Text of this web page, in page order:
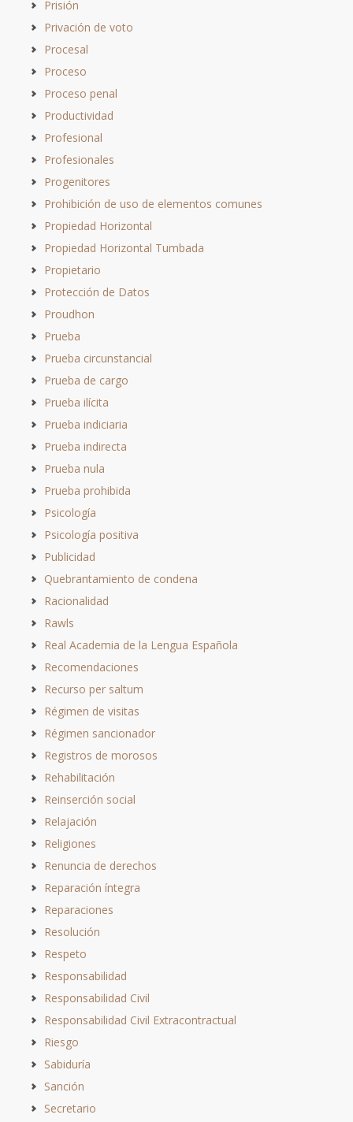
Prisión
Privación de voto
Procesal
Proceso
Proceso penal
Productividad
Profesional
Profesionales
Progenitores
Prohibición de uso de elementos comunes
Propiedad Horizontal
Propiedad Horizontal Tumbada
Propietario
Protección de Datos
Proudhon
Prueba
Prueba circunstancial
Prueba de cargo
Prueba ilícita
Prueba indiciaria
Prueba indirecta
Prueba nula
Prueba prohibida
Psicología
Psicología positiva
Publicidad
Quebrantamiento de condena
Racionalidad
Rawls
Real Academia de la Lengua Española
Recomendaciones
Recurso per saltum
Régimen de visitas
Régimen sancionador
Registros de morosos
Rehabilitación
Reinserción social
Relajación
Religiones
Renuncia de derechos
Reparación íntegra
Reparaciones
Resolución
Respeto
Responsabilidad
Responsabilidad Civil
Responsabilidad Civil Extracontractual
Riesgo
Sabiduría
Sanción
Secretario